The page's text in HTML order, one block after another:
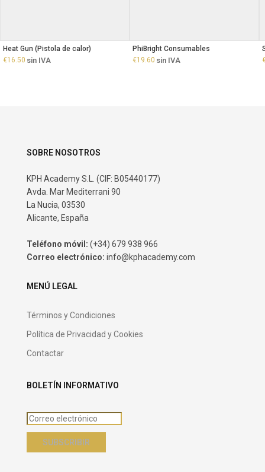
Heat Gun (Pistola de calor)
€16.50 sin IVA
PhiBright Consumables
€19.60 sin IVA
SOBRE NOSOTROS
KPH Academy S.L. (CIF: B05440177)
Avda. Mar Mediterrani 90
La Nucia, 03530
Alicante, España
Teléfono móvil: (+34) 679 938 966
Correo electrónico: info@kphacademy.com
MENÚ LEGAL
Términos y Condiciones
Política de Privacidad y Cookies
Contactar
BOLETÍN INFORMATIVO